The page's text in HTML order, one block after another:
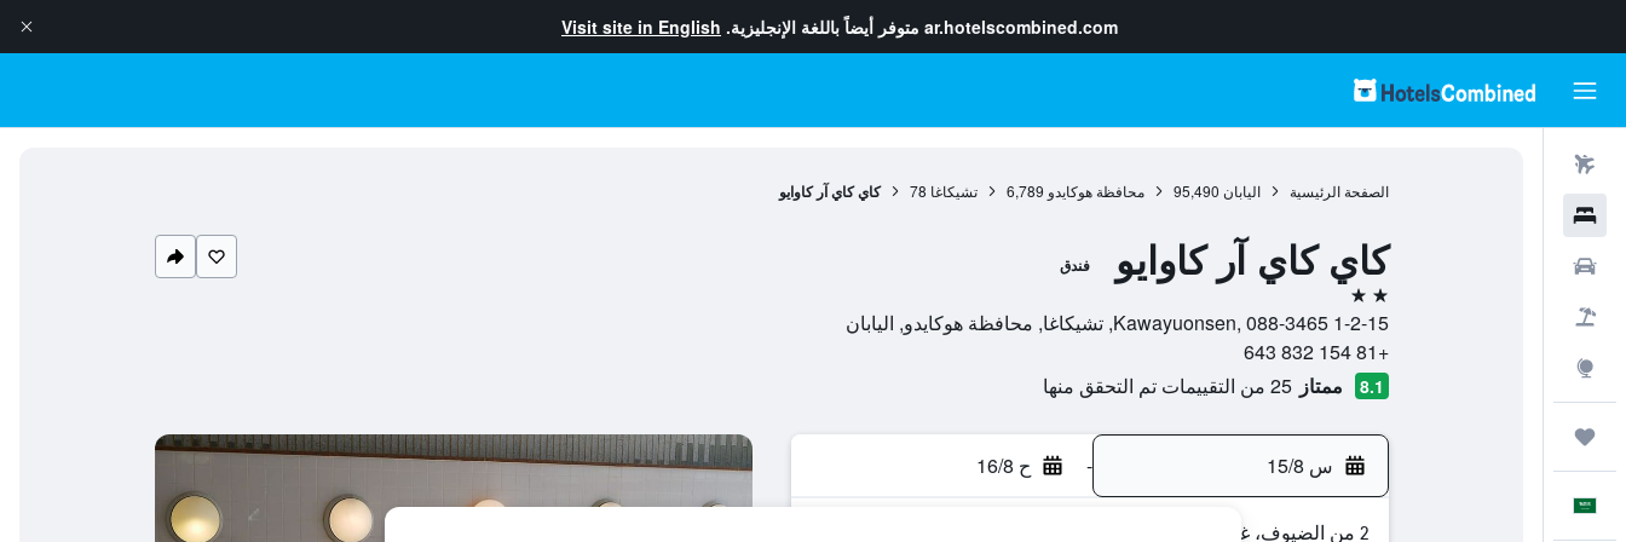
ar.hotelscombined.com متوفر أيضاً باللغة الإنجليزية. Visit site in English
الصفحة الرئيسية اليابان 95,490 محافظة هوكايدو 6,789 تشيكاغا 78 كاي كاي آر كاوايو
كاي كاي آر كاوايو فندق
2 نجمتين
1-2-15 Kawayuonsen, 088-3465, تشيكاغا, محافظة هوكايدو, اليابان
+81 154 832 643
8.1 ممتاز 25 من التقييمات تم التحقق منها
س 15/8 - ح 16/8
2 من الضيوف، غرفة واحدة